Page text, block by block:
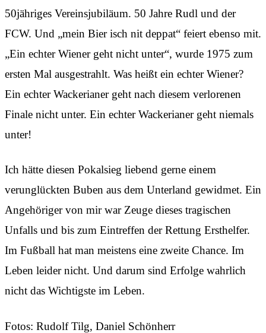
50jähriges Vereinsjubiläum. 50 Jahre Rudl und der
FCW. Und „mein Bier isch nit deppat“ feiert ebenso mit.
„Ein echter Wiener geht nicht unter“, wurde 1975 zum
ersten Mal ausgestrahlt. Was heißt ein echter Wiener?
Ein echter Wackerianer geht nach diesem verlorenen
Finale nicht unter. Ein echter Wackerianer geht niemals
unter!
Ich hätte diesen Pokalsieg liebend gerne einem
verunglückten Buben aus dem Unterland gewidmet. Ein
Angehöriger von mir war Zeuge dieses tragischen
Unfalls und bis zum Eintreffen der Rettung Ersthelfer.
Im Fußball hat man meistens eine zweite Chance. Im
Leben leider nicht. Und darum sind Erfolge wahrlich
nicht das Wichtigste im Leben.
Fotos: Rudolf Tilg, Daniel Schönherr